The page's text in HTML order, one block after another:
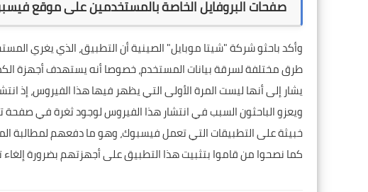
صفحات البروفايل الخاصة بالمستخدمين على موقع
وأكد باحثو شركة "شيتا موبايل" الصينية أن التطبيق، الذي يغري
طرق مختلفة لسرقة بيانات المستخدم، خصوصا أنه يستهدف أجهزة
يشار إلى أنها ليست المرة الأولى التي يظهر فيها هذا الفيروس، إذ انتشر
ويعزو الباحثون السبب في انتشار هذا الفيروس لوجود ثغرة في
خبيثة على التطبيقات التي تعمل فيسبوك، وهو ما دفعهم لمطالبة
كما نصحوا من قاموا بتثبيت هذا التطبيق على أجهزتهم بضرورة